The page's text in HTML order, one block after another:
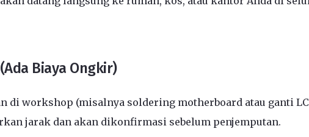
Biaya Ongkir)
di workshop (misalnya soldering motherboard atau ganti
jarak dan akan dikonfirmasi sebelum penjemputan.